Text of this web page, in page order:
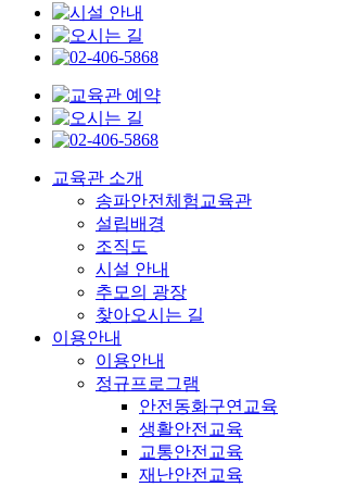
교육관 소개
송파안전체험교육관
설립배경
조직도
시설 안내
추모의 광장
찾아오시는 길
이용안내
이용안내
정규프로그램
안전동화구연교육
생활안전교육
교통안전교육
재난안전교육